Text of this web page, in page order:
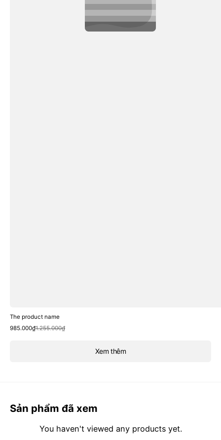
Xem thêm
The product name
Sale
985.000₫
Regular
1.255.000₫
Sản phẩm đã xem
You haven't viewed any products yet.